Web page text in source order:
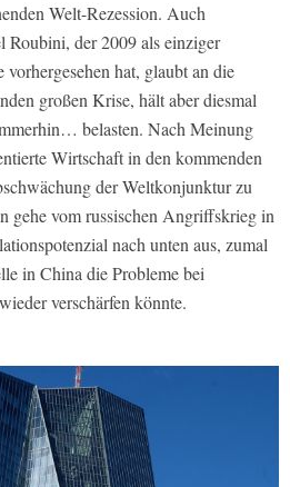
Welt-Rezession. Auch
der 2009 als einziger
hat, glaubt an die
großen Krise, hält aber diesmal
belasten. Nach Meinung
Wirtschaft in den kommenden
der Weltkonjunktur zu
gehe vom russischen Angriffskrieg in
nach unten aus, zumal
in China die Probleme bei
verschärfen könnte.